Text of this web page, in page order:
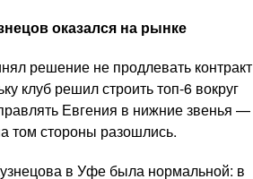
оказался на рынке
решение не продлевать контракт
клуб решил строить топ-6 вокруг
Евгения в нижние звенья —
том стороны разошлись.
в Уфе была нормальной: в